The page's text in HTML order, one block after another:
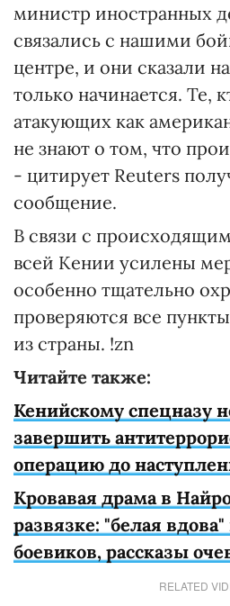
министр иностранных
связались с нашими
центре, и они сказали
только начинается. Те,
атакующих как
не знают о том, что
- цитирует Reuters
сообщение.
В связи с
всей Кении усилены
особенно тщательно
проверяются все
из страны. !zn
Читайте также:
Кенийскому спецназу
завершить
операцию до
Кровавая драма в
развязке: "белая вдова"
боевиков, рассказы
RELATED